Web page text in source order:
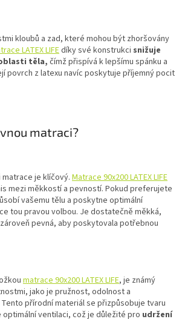
kloubů a zad, které mohou být zhoršovány
LATEX LIFEdíky své konstrukci snižuje
těla, čímž přispívá k lepšímu spánku a
povrch z latexu navíc poskytuje příjemný pocit
matraci?
je klíčový. Matrace 90x200 LATEX LIFE
mezi měkkostí a pevností. Pokud preferujete
vašemu tělu a poskytne optimální
tou pravou volbou. Je dostatečně měkká,
pevná, aby poskytovala potřebnou
matrace 90x200 LATEX LIFE, je známý
jako je pružnost, odolnost a
přírodní materiál se přizpůsobuje tvaru
ventilaci, což je důležité pro udržení